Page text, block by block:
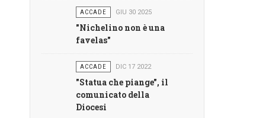
ACCADE GIU 30 2025
"Nichelino non è una
favelas"
ACCADE DIC 17 2022
"Statua che piange", il
comunicato della
Diocesi